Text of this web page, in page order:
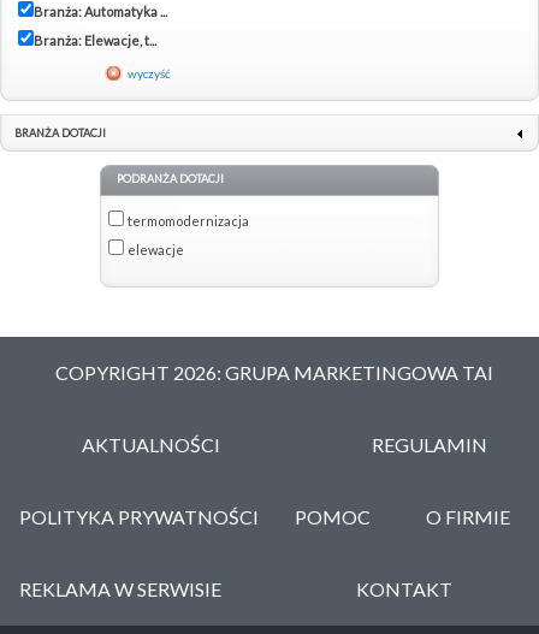
Branża: Automatyka ...
Branża: Elewacje, t...
wyczyść
BRANŻA DOTACJI
PODRANŻA DOTACJI
termomodernizacja
elewacje
COPYRIGHT 2026: GRUPA MARKETINGOWA TAI
AKTUALNOŚCI REGULAMIN
POLITYKA PRYWATNOŚCI POMOC O FIRMIE
REKLAMA W SERWISIE KONTAKT